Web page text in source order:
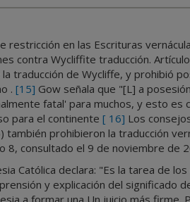
restricción en las Escrituras
contra Wycliffite traducción.
traducción de Wycliffe, y prohibió
. [15] Gow señala que "[L] a
fatal' para muchos, y esto
para el continente [ 16] Los
prohibieron la traducción
8, consultado el 9 de noviembre de
Católica declara: "Es la tarea de
y explicación del significado
a formar una Un juicio más